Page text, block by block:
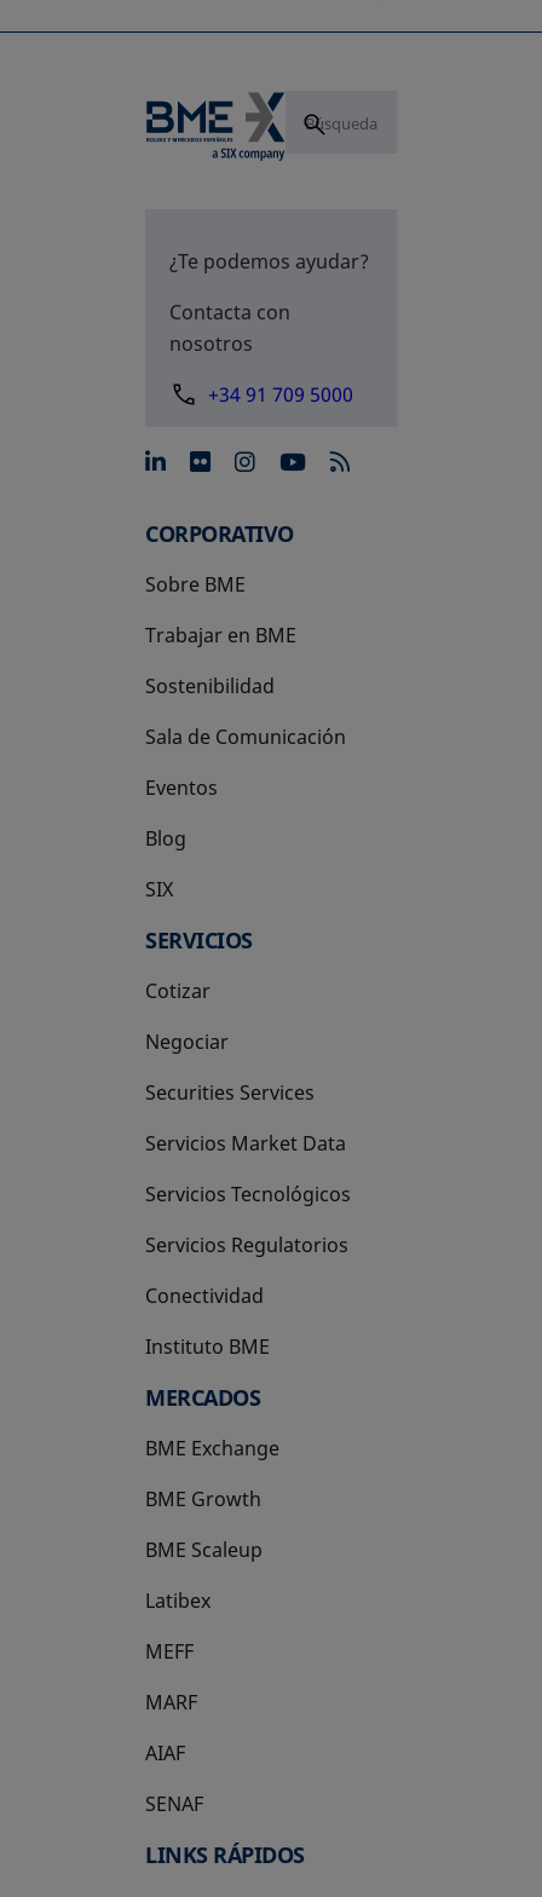
¿Te podemos ayudar?
Contacta con
nosotros
+34 91 709 5000
se abre en una pestaña
se abre en una pestaña
se abre en una
se abre en una
CORPORATIVO
Sobre BME
Trabajar en BME
Sostenibilidad
Sala de Comunicación
Eventos
Blog
SIX
se abre en una pestaña nueva
SERVICIOS
Cotizar
Negociar
Securities Services
Servicios Market Data
Servicios Tecnológicos
Servicios Regulatorios
Conectividad
Instituto BME
se abre en una pestaña nueva
MERCADOS
BME Exchange
BME Growth
se abre en una pestaña nueva
BME Scaleup
se abre en una pestaña nueva
Latibex
se abre en una pestaña nueva
MEFF
se abre en una pestaña nueva
MARF
AIAF
SENAF
LINKS RÁPIDOS